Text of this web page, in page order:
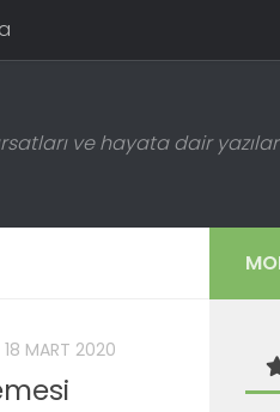
ve hayata dair yazılar
18 MART 2020